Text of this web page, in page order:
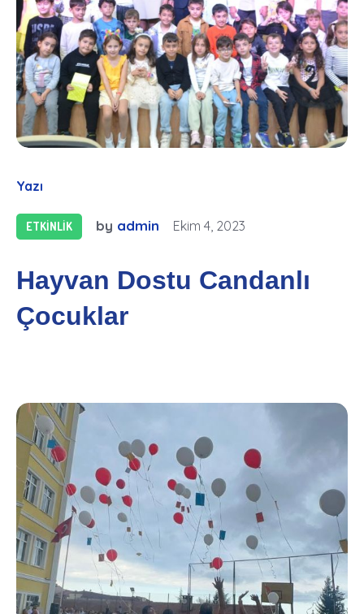
Yazı
ETKINLIK by admin Ekim 4, 2023
Hayvan Dostu Candanlı
Çocuklar